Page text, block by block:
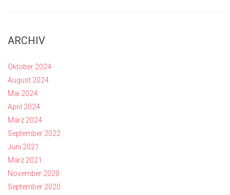
ARCHIV
Oktober 2024
August 2024
Mai 2024
April 2024
März 2024
September 2022
Juni 2021
März 2021
November 2020
September 2020